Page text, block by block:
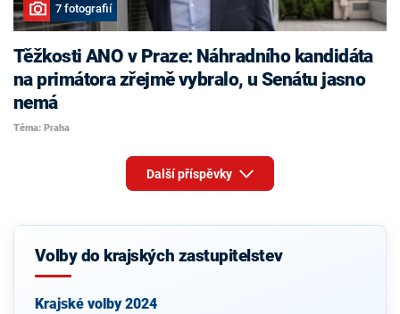
7 fotografií
Těžkosti ANO v Praze: Náhradního kandidáta
na primátora zřejmě vybralo, u Senátu jasno
nemá
Téma: Praha
Další příspěvky
Volby do krajských zastupitelstev
Krajské volby 2024